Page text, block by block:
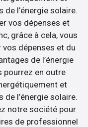
l’énergie solaire.
vos dépenses et
grâce à cela, vous
dépenses et du
de l’énergie
pourrez en outre
et
l’énergie solaire.
notre société pour
de professionnel